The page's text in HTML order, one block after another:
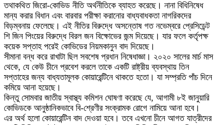
তথাকথিত জিরো-কোভিড নীতি অর্থনীতিকে ব্যাহত করেছে। নানা বিধিনিষেধ
মান্য করার বিধান এবং বারবার পরীক্ষা করানোর বাধ্যবাধকতা নাগরিকদের
বিড়ম্বনায় ফেলেছে। এই নীতির বিরুদ্ধে অসন্তোষ গত নভেম্বরে প্রেসিডেন্ট
শি জিন পিংয়ের বিরুদ্ধে বিরল জন বিক্ষোভের জন্ম দিয়েছে। যার ফলে কর্তৃপক্ষ
কয়েক সপ্তাহ পরেই কোভিডের নিয়মকানুন বাদ দিয়েছে।
সীমানা বন্ধ করে রাখাটা ছিল সবশেষ প্রধান নিষেধাজ্ঞা। ২০২০ সালের মার্চ মাস
থেকে, যে কেউ চীনে প্রবেশ করলে তাকে একটি রাষ্ট্রীয় ব্যবস্থায় তিন
সপ্তাহের জন্য বাধ্যতামূলক কোয়ারেন্টিনে থাকতে হতো। যা সম্প্রতি পাঁচ দিনে
কমিয়ে আনা হয়েছে।
কিন্তু সোমবার জাতীয় স্বাস্থ্য কমিশন ঘোষণা করেছে যে, আগামী ৮ই জানুয়ারি
কোভিডকে আনুষ্ঠানিকভাবে বি-শ্রেণীর সংক্রামক রোগে নামিয়ে আনা হবে।
এর অর্থ হলো কোয়ারেন্টিন বাদ দেওয়া হবে। তবে এখনো চীনে আগত যাত্রীদের